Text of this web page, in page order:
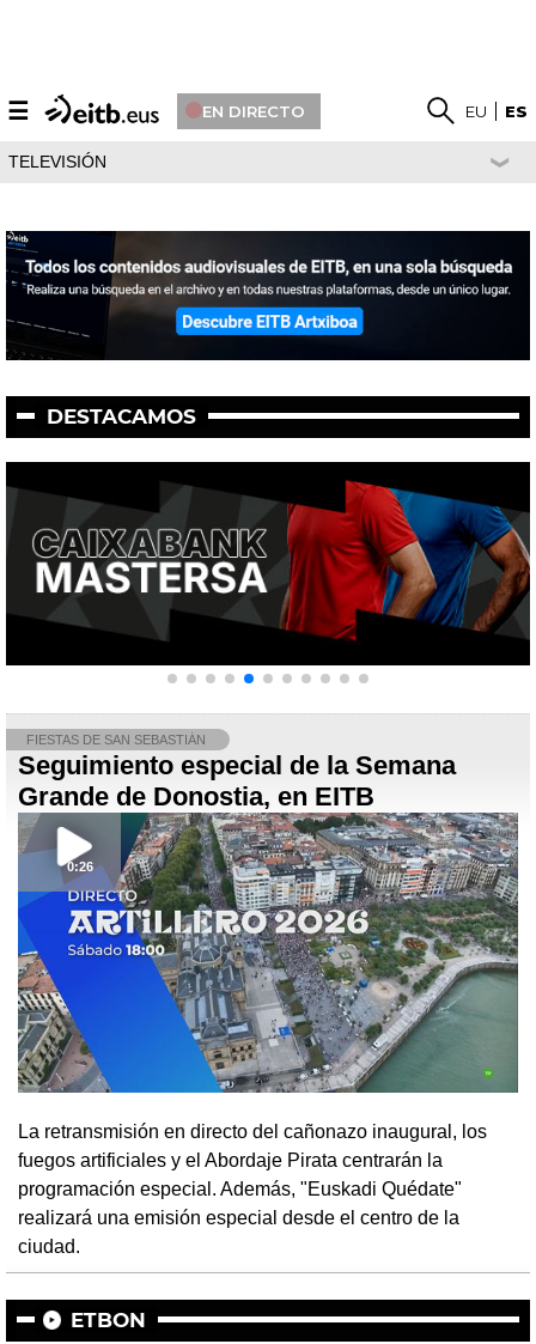
☰ EN DIRECTO EU ES
TELEVISIÓN
DESTACAMOS
FIESTAS DE SAN SEBASTIÁN
Seguimiento especial de la Semana
Grande de Donostia, en EITB
0:26
La retransmisión en directo del cañonazo inaugural, los
fuegos artificiales y el Abordaje Pirata centrarán la
programación especial. Además, "Euskadi Quédate"
realizará una emisión especial desde el centro de la
ciudad.
ETBON